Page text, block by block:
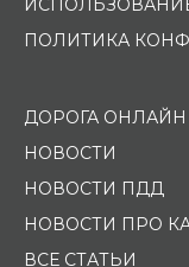
ПОЛИТИКА
ДОРОГА ОНЛАЙН
НОВОСТИ
НОВОСТИ ПДД
НОВОСТИ ПРО
ВСЕ СТАТЬИ